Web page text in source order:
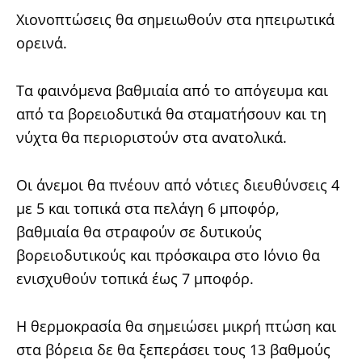
Χιονοπτώσεις θα σημειωθούν στα ηπειρωτικά
ορεινά.
Τα φαινόμενα βαθμιαία από το απόγευμα και
από τα βορειοδυτικά θα σταματήσουν και τη
νύχτα θα περιοριστούν στα ανατολικά.
Οι άνεμοι θα πνέουν από νότιες διευθύνσεις 4
με 5 και τοπικά στα πελάγη 6 μποφόρ,
βαθμιαία θα στραφούν σε δυτικούς
βορειοδυτικούς και πρόσκαιρα στο Ιόνιο θα
ενισχυθούν τοπικά έως 7 μποφόρ.
Η θερμοκρασία θα σημειώσει μικρή πτώση και
στα βόρεια δε θα ξεπεράσει τους 13 βαθμούς